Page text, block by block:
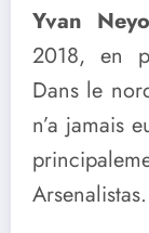
Yvan
2018, en
Dans le
n’a jamais
Arsenalistas.